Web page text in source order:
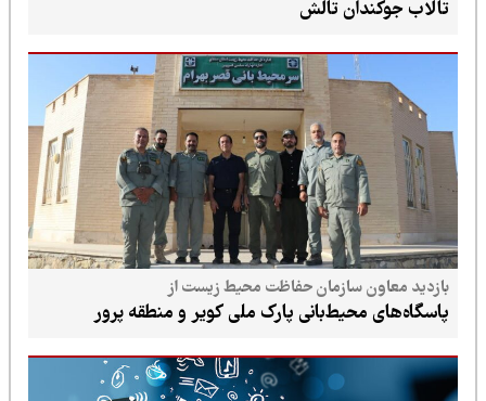
تالاب جوکندان تالش
بازدید معاون سازمان حفاظت محیط زیست از
پاسگاه‌های محیط‌بانی پارک ملی کویر و منطقه پرور